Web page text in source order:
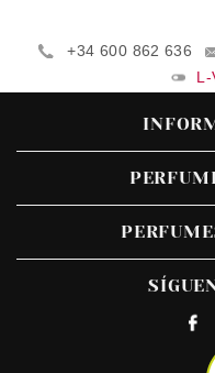
+34 600 862 636
L-